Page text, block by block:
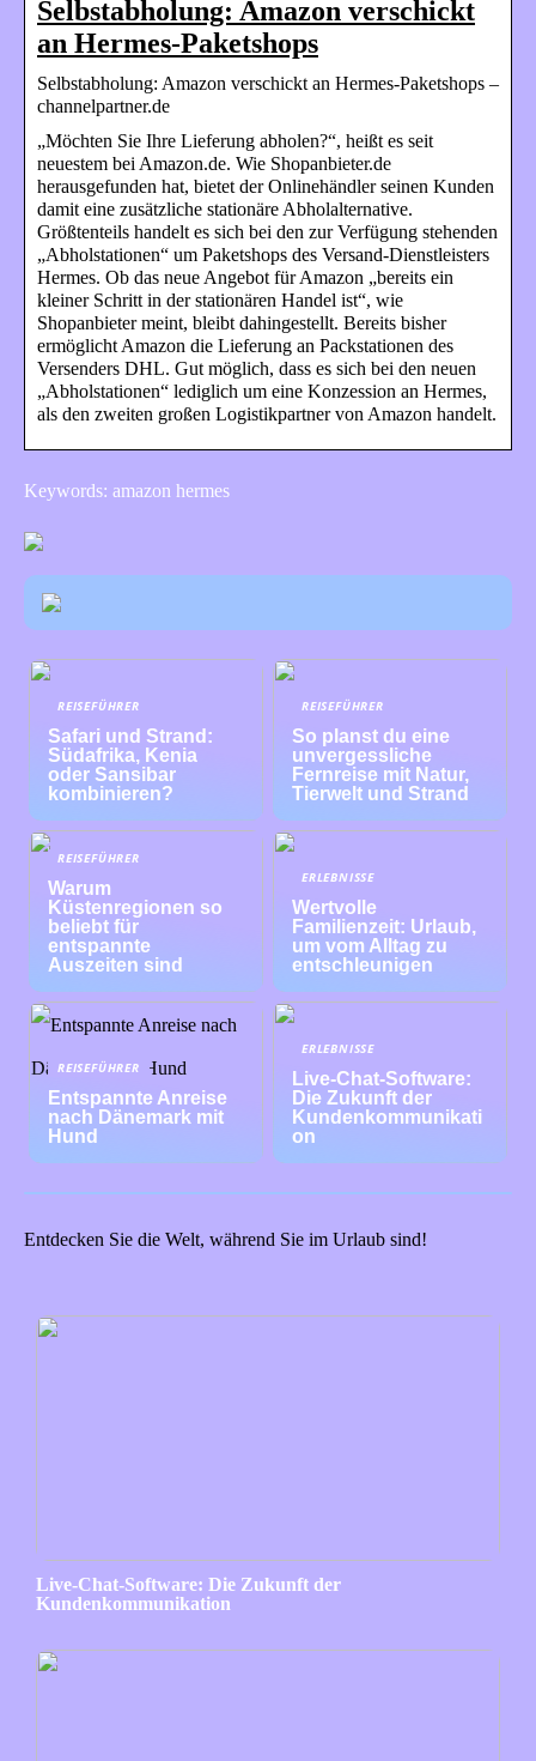
Selbstabholung: Amazon verschickt
an Hermes-Paketshops
Selbstabholung: Amazon verschickt an Hermes-Paketshops –
channelpartner.de
„Möchten Sie Ihre Lieferung abholen?“, heißt es seit
neuestem bei Amazon.de. Wie Shopanbieter.de
herausgefunden hat, bietet der Onlinehändler seinen Kunden
damit eine zusätzliche stationäre Abholalternative.
Größtenteils handelt es sich bei den zur Verfügung stehenden
„Abholstationen“ um Paketshops des Versand-Dienstleisters
Hermes. Ob das neue Angebot für Amazon „bereits ein
kleiner Schritt in der stationären Handel ist“, wie
Shopanbieter meint, bleibt dahingestellt. Bereits bisher
ermöglicht Amazon die Lieferung an Packstationen des
Versenders DHL. Gut möglich, dass es sich bei den neuen
„Abholstationen“ lediglich um eine Konzession an Hermes,
als den zweiten großen Logistikpartner von Amazon handelt.
Keywords: amazon hermes
REISEFÜHRER
Safari und Strand:
Südafrika, Kenia
oder Sansibar
kombinieren?
REISEFÜHRER
So planst du eine
unvergessliche
Fernreise mit Natur,
Tierwelt und Strand
REISEFÜHRER
Warum
Küstenregionen so
beliebt für
entspannte
Auszeiten sind
ERLEBNISSE
Wertvolle
Familienzeit: Urlaub,
um vom Alltag zu
entschleunigen
REISEFÜHRER
Entspannte Anreise
nach Dänemark mit
Hund
ERLEBNISSE
Live-Chat-Software:
Die Zukunft der
Kundenkommunikati
on
Entdecken Sie die Welt, während Sie im Urlaub sind!
Live-Chat-Software: Die Zukunft der
Kundenkommunikation